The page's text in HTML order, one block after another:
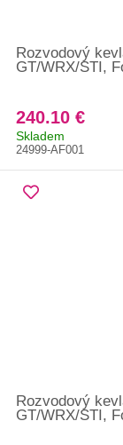
Rozvodový
GT/WRX/STI,
240.10 €
Skladem
24999-AF001
Rozvodový
GT/WRX/STI,